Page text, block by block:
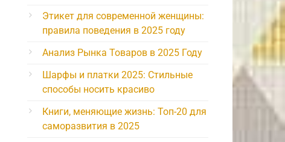
Этикет для современной женщины:
правила поведения в 2025 году
Анализ Рынка Товаров в 2025 Году
Шарфы и платки 2025: Стильные
способы носить красиво
Книги, меняющие жизнь: Топ-20 для
саморазвития в 2025